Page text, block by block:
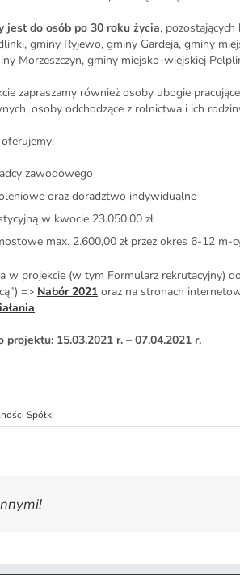
jest do osób po 30 roku życia,
gminy Ryjewo, gminy Gardeja, gminy
Morzeszczyn, gminy miejsko-wiejskiej
zapraszamy również osoby ubogie
osoby odchodzące z rolnictwa i ich
zawodowego
oraz doradztwo indywidualne
w kwocie 23.050,00 zł
max. 2.600,00 zł przez okres 6-12 m-
w projekcie (w tym Formularz rekrutacyjny)
=> Nabór 2021oraz na stronach
projektu: 15.03.2021 r. – 07.04.2021 r.
Spółki